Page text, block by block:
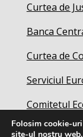
Curtea de
Banca
Curtea de
Serviciul
Comitetul
Folosim cookie-
site-ul nostru web.